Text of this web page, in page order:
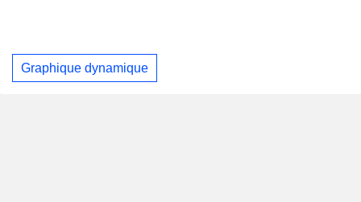
Graphique dynamique